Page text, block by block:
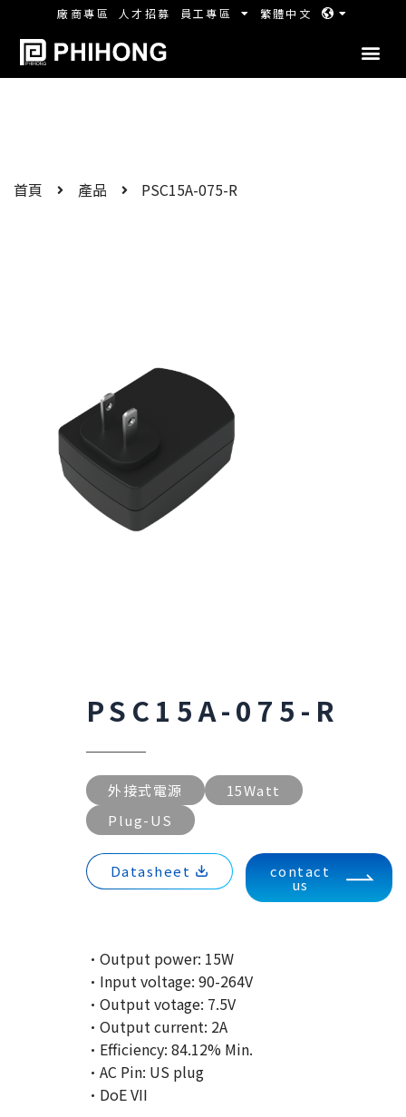
廠商專區 人才招募 員工專區 繁體中文
首頁 產品 PSC15A-075-R
PSC15A-075-R
外接式電源
15Watt
Plug-US
Datasheet contact
us
·Output power: 15W
·Input voltage: 90-264V
·Output votage: 7.5V
·Output current: 2A
·Efficiency: 84.12% Min.
·AC Pin: US plug
·DoE VII